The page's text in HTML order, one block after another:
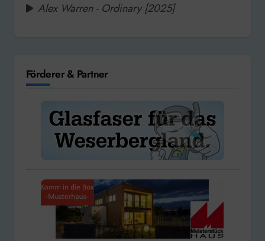
Alex Warren - Ordinary [2025]
Förderer & Partner